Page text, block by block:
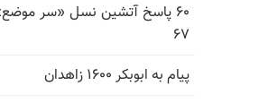
۶۰ پاسخ آتشین نسل «سر
۶۷
پیام به ابوبکر ۱۶۰۰ زاهدان